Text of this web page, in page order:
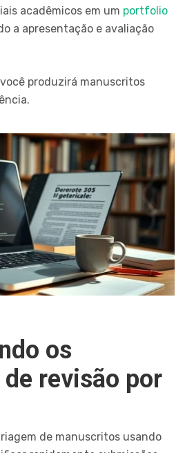
acadêmicos em um portfolio
a apresentação e avaliação
produzirá manuscritos
os
revisão por
de manuscritos usando